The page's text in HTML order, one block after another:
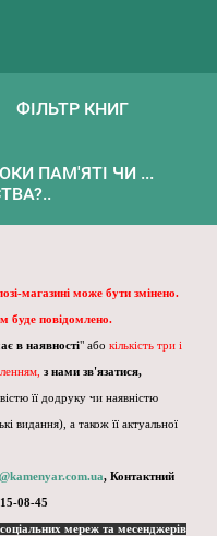
ФІЛЬТР КНИГ
ПАМ'ЯТІ ЧИ ...
магазині може бути змінено.
буде повідомлено.
в наявності" або кількість три і
з нами зв'язатися,
її додруку чи наявністю
видання), а також її актуальної
, Контактний
08-45
мереж та месенджерів